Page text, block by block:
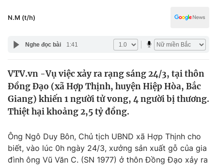
Thế giới
Tin tức
Thế giới đó đây
Câu chuyện quốc tế
Kinh tế
Tài chính
Thị trường
Dữ liệu và đời sống
Giáo dục
N.M (t/h)
Nghe đọc bài 1:41
VTV.vn -Vụ việc xảy ra rạng sáng 24/3, tại thôn
Đồng Đạo (xã Hợp Thịnh, huyện Hiệp Hòa, Bắc
Giang) khiến 1 người tử vong, 4 người bị thương.
Thiệt hại khoảng 2,5 tỷ đồng.
Ông Ngô Duy Bôn, Chủ tịch UBND xã Hợp Thịnh cho
biết, vào lúc 0h ngày 24/3, xưởng sản xuất gỗ của gia
đình ông Vũ Văn C. (SN 1977) ở thôn Đồng Đạo xảy ra